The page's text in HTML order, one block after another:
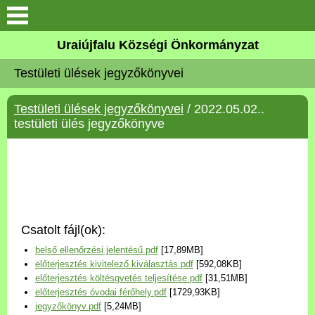
Köszöntő
Elérhetőségek
Uraiújfalu
Választási információk
Versenyképes Járások
Program
Uraiújfalu Községi Önkormányzat
Testületi ülések jegyzőkönyvei
Testületi ülések jegyzőkönyvei / 2022.05.02..
testületi ülés jegyzőkönyve
Csatolt fájl(ok):
belső ellenőrzési jelentésű.pdf [17,89MB]
előterjesztés kivitelező kiválasztás.pdf [592,08KB]
előterjesztés költésgvetés teljesítése.pdf [31,51MB]
előterjesztés óvodai férőhely.pdf [1729,93KB]
jegyzőkönyv.pdf [5,24MB]